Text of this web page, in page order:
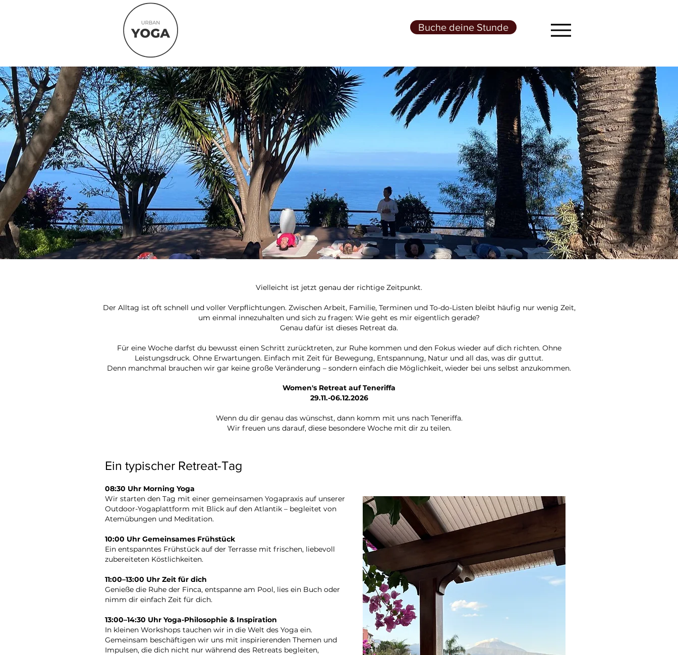
Buche deine Stunde
Vielleicht ist jetzt genau der richtige Zeitpunkt.
Der Alltag ist oft schnell und voller Verpflichtungen. Zwischen Arbeit, Familie, Terminen und To-do-Listen bleibt häufig nur wenig Zeit,
um einmal innezuhalten und sich zu fragen: Wie geht es mir eigentlich gerade?
Genau dafür ist dieses Retreat da.
Für eine Woche darfst du bewusst einen Schritt zurücktreten, zur Ruhe kommen und den Fokus wieder auf dich richten. Ohne
Leistungsdruck. Ohne Erwartungen. Einfach mit Zeit für Bewegung, Entspannung, Natur und all das, was dir guttut.
Denn manchmal brauchen wir gar keine große Veränderung – sondern einfach die Möglichkeit, wieder bei uns selbst anzukommen.
Women's Retreat auf Teneriffa
29.11.-06.12.2026
Wenn du dir genau das wünschst, dann komm mit uns nach Teneriffa.
Wir freuen uns darauf, diese besondere Woche mit dir zu teilen.
Ein typischer Retreat-Tag
08:30 Uhr Morning Yoga
Wir starten den Tag mit einer gemeinsamen Yogapraxis auf unserer
Outdoor-Yogaplattform mit Blick auf den Atlantik – begleitet von
Atemübungen und Meditation.
10:00 Uhr Gemeinsames Frühstück
Ein entspanntes Frühstück auf der Terrasse mit frischen, liebevoll
zubereiteten Köstlichkeiten.
11:00–13:00 Uhr Zeit für dich
Genieße die Ruhe der Finca, entspanne am Pool, lies ein Buch oder
nimm dir einfach Zeit für dich.
13:00–14:30 Uhr Yoga-Philosophie & Inspiration
In kleinen Workshops tauchen wir in die Welt des Yoga ein.
Gemeinsam beschäftigen wir uns mit inspirierenden Themen und
Impulsen, die dich nicht nur während des Retreats begleiten,